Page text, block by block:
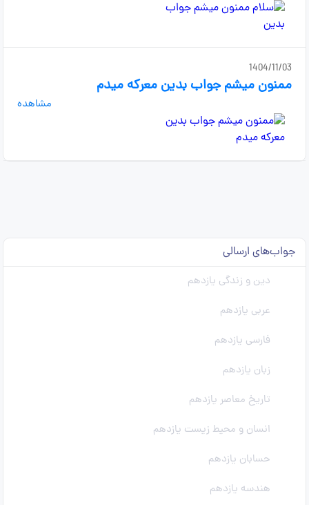
1404/11/03
ممنون میشم جواب بدین معرکه میدم
مشاهده
جواب‌های ارسالی
دین و زندگی یازدهم
عربی یازدهم
فارسی یازدهم
زبان یازدهم
تاریخ معاصر یازدهم
انسان و محیط زیست یازدهم
حسابان یازدهم
هندسه یازدهم